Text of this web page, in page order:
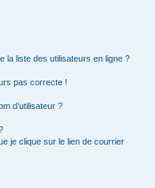
la liste des utilisateurs en ligne ?
pas correcte !
d’utilisateur ?
je clique sur le lien de courrier